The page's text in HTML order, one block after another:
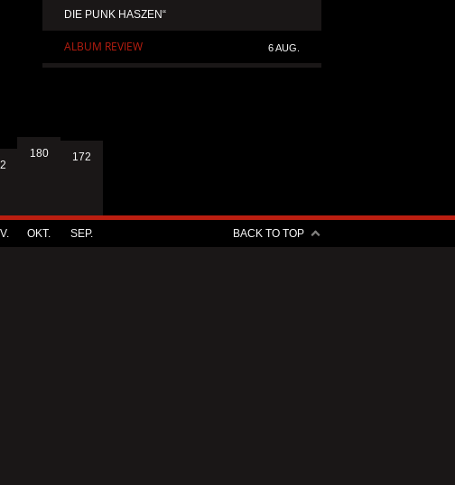
DIE PUNK HASZEN“
ALBUM REVIEW 6 AUG.
180
OKT.
172
SEP. BACK TO TOP